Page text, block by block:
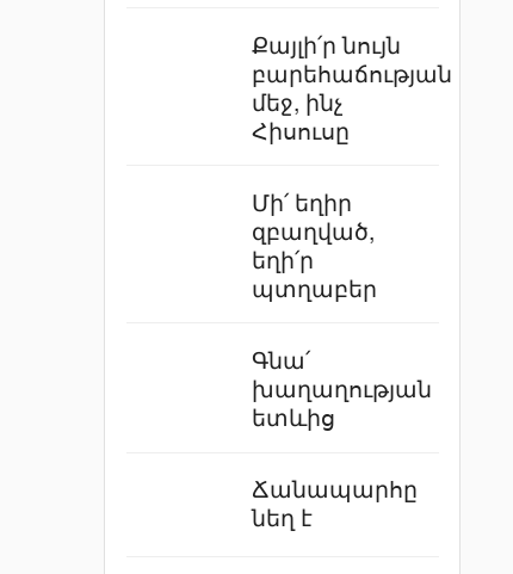
Քայլի՛ր նույն
բարեհաճության
մեջ, ինչ
Հիսուսը
Մի՛ եղիր
զբաղված,
եղի՛ր
պտղաբեր
Գնա՛
խաղաղության
ետևից
Ճանապարհը
նեղ է